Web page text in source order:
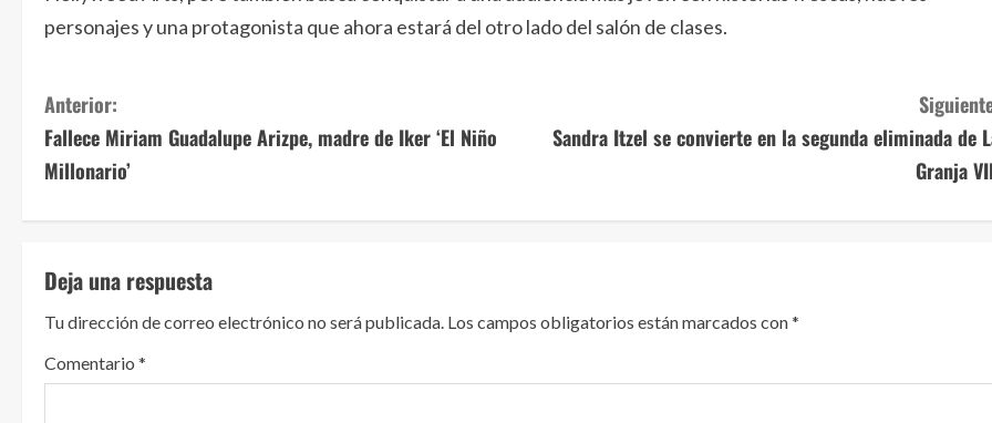
personajes y una protagonista que ahora estará del otro lado del salón de clases.
S
i
e
l
e
Anterior:
Fallece Miriam Guadalupe Arizpe, madre de Iker ‘El Niño
Millonario’
Sandra Itzel se convierte en la segunda eliminada de
Granja
Deja una respuesta
Tu dirección de correo electrónico no será publicada. Los campos obligatorios están marcados con*
Comentario *